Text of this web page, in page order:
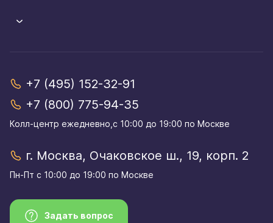
+7 (495) 152-32-91
+7 (800) 775-94-35
Колл-центр eжедневно,с 10:00 до 19:00 по Москве
г. Москва, Очаковское ш., 19, корп. 2
Пн-Пт с 10:00 до 19:00 по Москве
Задать вопрос